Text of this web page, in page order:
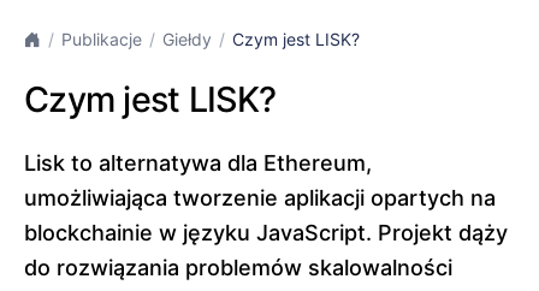
Publikacje Giełdy Czym jest LISK?
Czym jest LISK?
Lisk to alternatywa dla Ethereum,
umożliwiająca tworzenie aplikacji opartych na
blockchainie w języku JavaScript. Projekt dąży
do rozwiązania problemów skalowalności